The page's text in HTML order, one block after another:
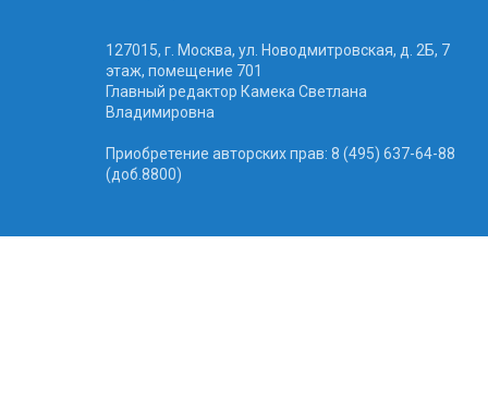
127015, г. Москва, ул. Новодмитровская, д. 2Б, 7
этаж, помещение 701
Главный редактор Камека Светлана
Владимировна
Приобретение авторских прав: 8 (495) 637-64-88
(доб.8800)